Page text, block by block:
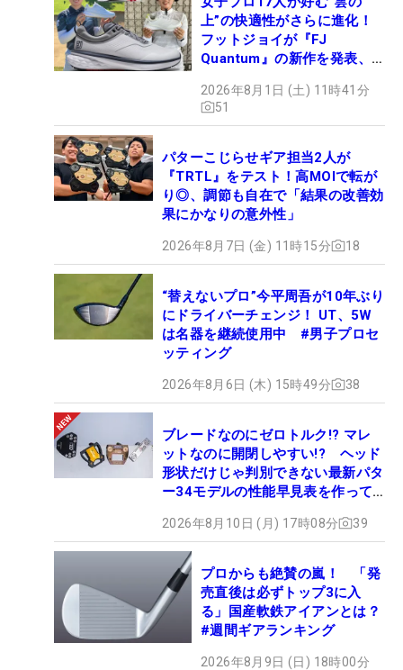
上”の快適性がさらに進化！
フットジョイが『FJ
Quantum』の新作を発表、8
2026年8月1日 (土) 11時41分
51
パターこじらせギア担当2人が
『TRTL』をテスト！高MOIで転が
り◎、調節も自在で「結果の改善効
果にかなりの意外性」
2026年8月7日 (金) 11時15分 18
“替えないプロ”今平周吾が10年ぶり
にドライバーチェンジ！ UT、5W
は名器を継続使用中 #男子プロセ
ッティング
2026年8月6日 (木) 15時49分 38
ブレードなのにゼロトルク!? マレ
ットなのに開閉しやすい!? ヘッド
形状だけじゃ判別できない最新パタ
ー34モデルの性能早見表を作って
2026年8月10日 (月) 17時08分 39
プロからも絶賛の嵐！ 「発
売直後は必ずトップ3に入
る」国産軟鉄アイアンとは？
#週間ギアランキング
2026年8月9日 (日) 18時00分